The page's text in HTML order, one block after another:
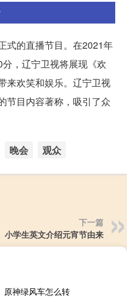
式的直播节目。在2021年
，辽宁卫视将展现《欢
来欢笑和娱乐。辽宁卫视
节目内容著称，吸引了众
晚会 观众
下一篇
小学生英文介绍元宵节由来
原神绿风车怎么转